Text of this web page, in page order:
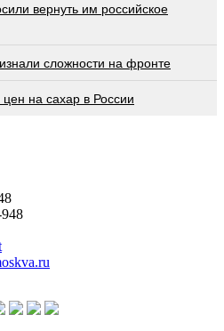
вернуть им российское
сложности на фронте
на сахар в России